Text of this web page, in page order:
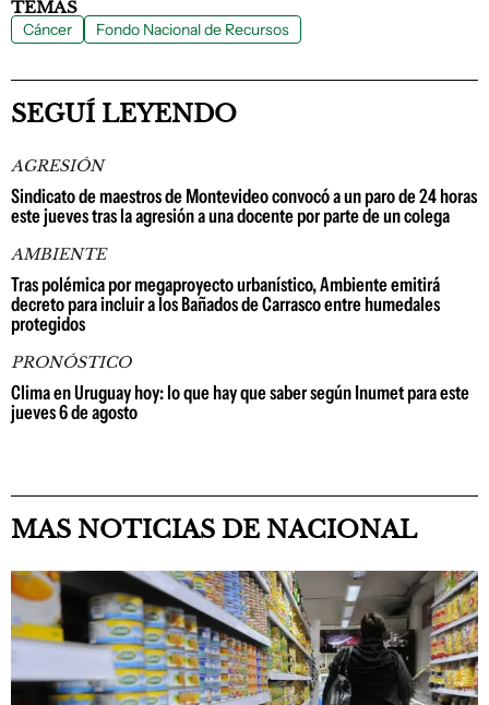
TEMAS
Cáncer Fondo Nacional de Recursos
SEGUÍ LEYENDO
AGRESIÓN
Sindicato de maestros de Montevideo convocó a un paro de 24 horas
este jueves tras la agresión a una docente por parte de un colega
AMBIENTE
Tras polémica por megaproyecto urbanístico, Ambiente emitirá
decreto para incluir a los Bañados de Carrasco entre humedales
protegidos
PRONÓSTICO
Clima en Uruguay hoy: lo que hay que saber según Inumet para este
jueves 6 de agosto
MAS NOTICIAS DE NACIONAL